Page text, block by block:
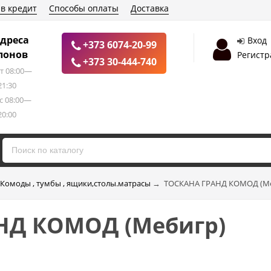
кредит Способы оплаты Доставка
08:00—
08:00—
+373 6074-20-99
+373 30-444-740
Вход
Комоды , тумбы , ящики,столы.матрасы → ТОСКАНА ГРАНД КОМОД
КОМОД (Mебигр)